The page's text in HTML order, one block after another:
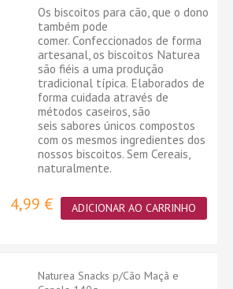
Os biscoitos para cão, que o dono
também pode
comer. Confeccionados de forma
artesanal, os biscoitos Naturea
são fiéis a uma produção
tradicional típica. Elaborados de
forma cuidada através de
métodos caseiros, são
seis sabores únicos compostos
com os mesmos ingredientes dos
nossos biscoitos. Sem Cereais,
naturalmente.
4,99 € ADICIONAR AO CARRINHO
Naturea Snacks p/Cão Maçã e